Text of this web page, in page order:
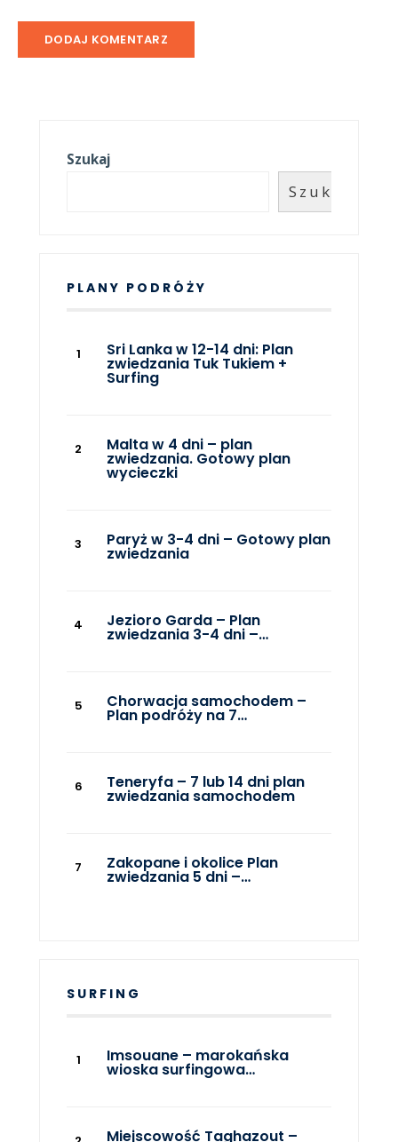
Szukaj
Szukaj
PLANY PODRÓŻY
Sri Lanka w 12-14 dni: Plan
zwiedzania Tuk Tukiem +
Surfing
Malta w 4 dni – plan
zwiedzania. Gotowy plan
wycieczki
Paryż w 3-4 dni – Gotowy plan
zwiedzania
Jezioro Garda – Plan
zwiedzania 3-4 dni –…
Chorwacja samochodem –
Plan podróży na 7…
Teneryfa – 7 lub 14 dni plan
zwiedzania samochodem
Zakopane i okolice Plan
zwiedzania 5 dni –…
SURFING
Imsouane – marokańska
wioska surfingowa…
Miejscowość Taghazout –